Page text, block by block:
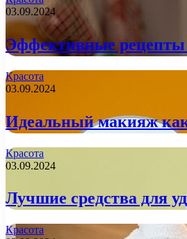
03.09.2024
Эффективные рецепты
Красота
03.09.2024
Идеальный макияж
Красота
03.09.2024
Лучшие средства для
Красота